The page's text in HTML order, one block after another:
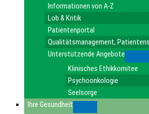
Informationen von A-Z
Lob & Kritik
Patientenportal
Qualitätsmanagement,
Unterstützende Angebote
Klinisches Ethikkomitee
Psychoonkologie
Seelsorge
Ihre Gesundheit